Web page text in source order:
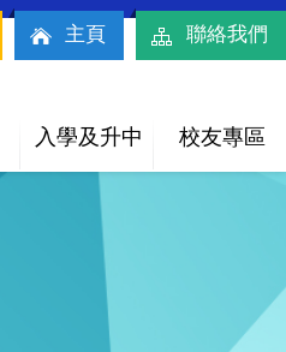
主頁 聯絡我們
入學及升中 校友專區